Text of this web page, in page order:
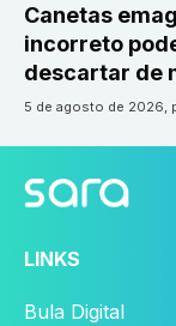
Canetas
incorreto
descartar de
5 de agosto de 2026,
LINKS
Bula Digital